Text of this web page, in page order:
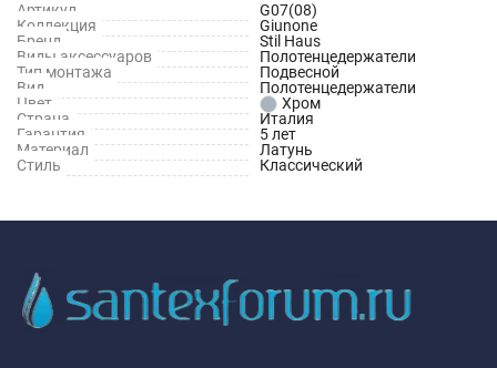
Артикул
G07(08)
Коллекция
Giunone
Бренд
Stil Haus
Виды аксессуаров
Полотенцедержатели
Тип монтажа
Подвесной
Вид
Полотенцедержатели
Цвет
Хром
Страна
Италия
Гарантия
5 лет
Материал
Латунь
Стиль
Классический